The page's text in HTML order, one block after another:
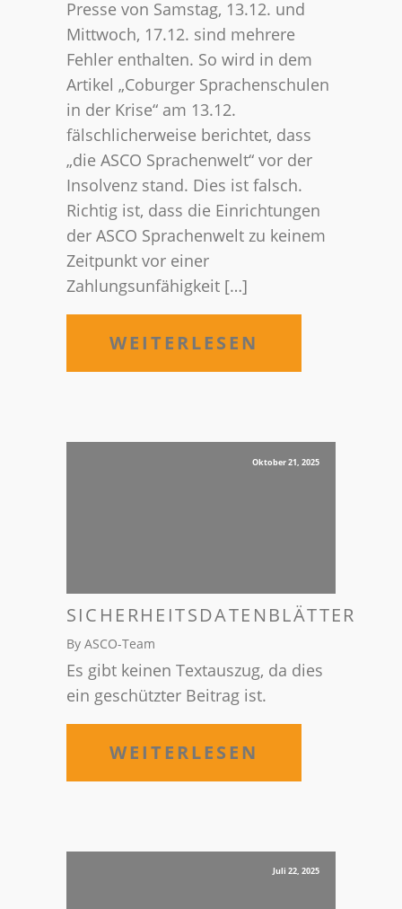
Presse von Samstag, 13.12. und
Mittwoch, 17.12. sind mehrere
Fehler enthalten. So wird in dem
Artikel „Coburger Sprachenschulen
in der Krise“ am 13.12.
fälschlicherweise berichtet, dass
„die ASCO Sprachenwelt“ vor der
Insolvenz stand. Dies ist falsch.
Richtig ist, dass die Einrichtungen
der ASCO Sprachenwelt zu keinem
Zeitpunkt vor einer
Zahlungsunfähigkeit […]
WEITERLESEN
Oktober 21, 2025
SICHERHEITSDATENBLÄTTER
By ASCO-Team
Es gibt keinen Textauszug, da dies
ein geschützter Beitrag ist.
WEITERLESEN
Juli 22, 2025